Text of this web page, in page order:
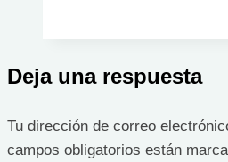
Deja una respuesta
Tu dirección de correo
campos obligatorios están